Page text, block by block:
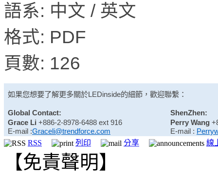
語系: 中文 / 英文
格式: PDF
頁數: 126
如果您想要了解更多關於LEDinside的細節，歡迎聯繫：
Global Contact:
ShenZhen:
Grace Li +886-2-8978-6488 ext 916
E-mail :Graceli@trendforce.com
Perry Wang
E-mail :
RSS
列印 分享 線
【免責聲明】